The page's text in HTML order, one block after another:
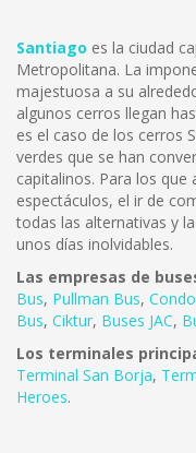
Santiago es la ciudad
Metropolitana. La
majestuosa a su
algunos cerros llegan
es el caso de los cerros
verdes que se han
capitalinos. Para los
espectáculos, el ir de
todas las alternativas y
unos días inolvidables.
Las empresas de
Bus, Pullman Bus,
Bus, Ciktur, Buses JAC,
Los terminales
Terminal San Borja,
Heroes.